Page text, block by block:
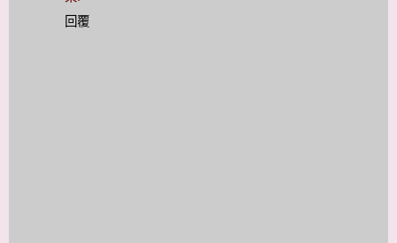
回覆